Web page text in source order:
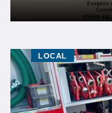
LOCAL